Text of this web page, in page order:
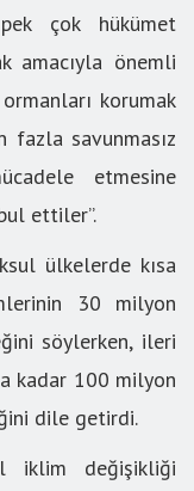
çok hükümet
amacıyla önemli
korumak
fazla savunmasız
etmesine
ettiler”.
ülkelerde kısa
30 milyon
söylerken, ileri
kadar 100 milyon
dile getirdi.
iklim değişikliği